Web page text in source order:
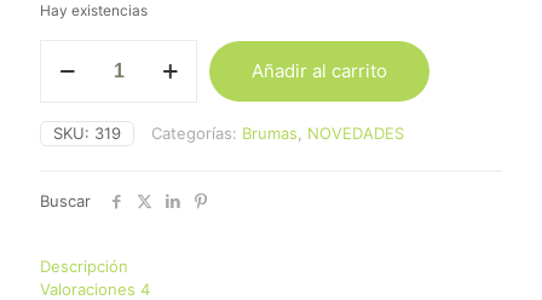
valoraciones
de
clientes
Hay existencias
Almohada
Profundo
cantidad
Añadir al carrito
SKU: 319 Categorías: Brumas NOVEDADES
Buscar
Descripción
Valoraciones 4